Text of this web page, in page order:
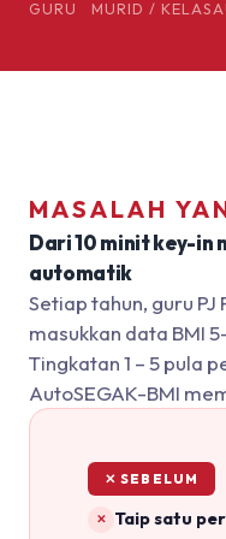
GURU MURID / KELAS
MASALAH
Dari 10 minit key-in
automatik
Setiap tahun, guru PJ
masukkan data BMI
Tingkatan 1 – 5 pula
AutoSEGAK-BMI
✕ SEBELUM
✕ Taip satu